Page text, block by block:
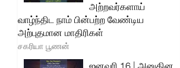
அற்றவர்களாய்
வாழ்ந்திட நாம் பின்பற்ற வேண்டிய
அற்புதமான மாதிரிகள்
சகரியா பூணன்
ஜனவரி 16 | அனுதின